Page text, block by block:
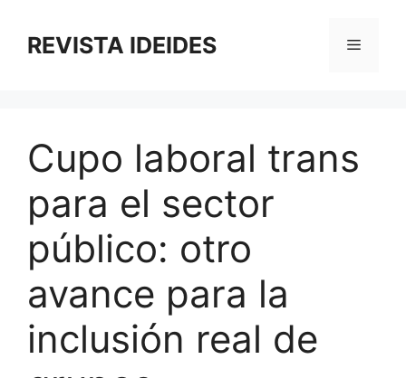
contenido
REVISTA IDEIDES Menú
Cupo laboral trans
para el sector
público: otro
avance para la
inclusión real de